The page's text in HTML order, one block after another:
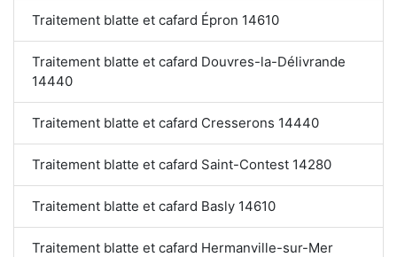
Traitement blatte et cafard Épron 14610
Traitement blatte et cafard Douvres-la-Délivrande
14440
Traitement blatte et cafard Cresserons 14440
Traitement blatte et cafard Saint-Contest 14280
Traitement blatte et cafard Basly 14610
Traitement blatte et cafard Hermanville-sur-Mer